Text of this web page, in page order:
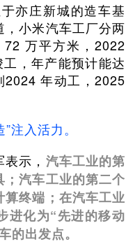
亦庄新城的造车基
小米汽车工厂分两
万平方米，2022
，年产能预计能达
年动工，2025
注入活力。
示， 汽车工业的第
汽车工业的第二个
终端；在汽车工业
进化为“先进的移动
的出发点。